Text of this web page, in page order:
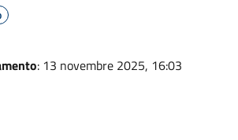
: 13 novembre 2025, 16:03